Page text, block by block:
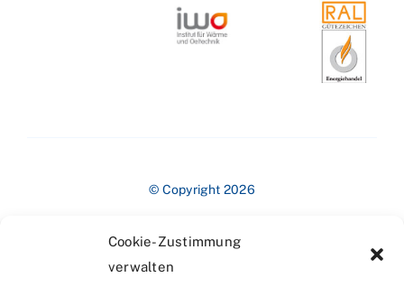
Cookie-Zustimmung
verwalten
© Copyright 2026